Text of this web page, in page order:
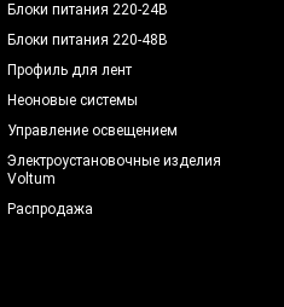
Блоки питания 220-24В
Блоки питания 220-48В
Профиль для лент
Неоновые системы
Управление освещением
Электроустановочные изделия
Voltum
Распродажа